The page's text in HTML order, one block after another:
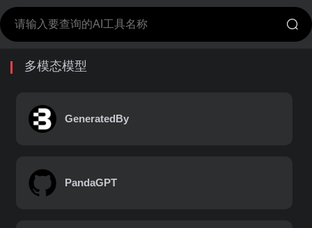
多模态模型
GeneratedBy
PandaGPT